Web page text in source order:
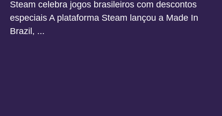
Steam celebra jogos brasileiros com descontos
especiais A plataforma Steam lançou a Made In
Brazil, ...